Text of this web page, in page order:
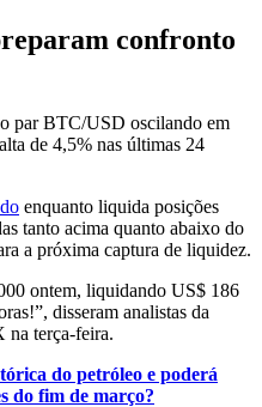
confronto
par BTC/USD oscilando em
de 4,5% nas últimas 24
enquanto liquida posições
tanto acima quanto abaixo do
a próxima captura de liquidez.
ontem, liquidando US$ 186
disseram analistas da
na terça-feira.
do petróleo e poderá
do fim de março?